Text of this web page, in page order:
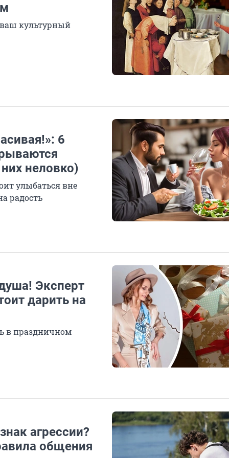
культурный
6
неловко)
улыбаться вне
радость
Эксперт
дарить на
в праздничном
агрессии?
общения